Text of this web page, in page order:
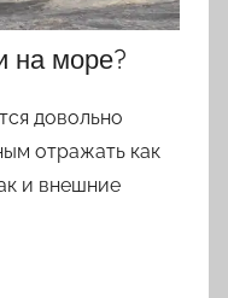
на море?
довольно
отражать как
и внешние